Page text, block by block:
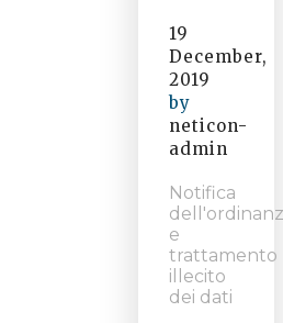
19
December,
2019
by
neticon-
admin
Notifica
e
trattamento
illecito
dei dati